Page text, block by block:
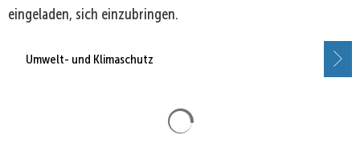
eingeladen, sich einzubringen.
Umwelt- und Klimaschutz